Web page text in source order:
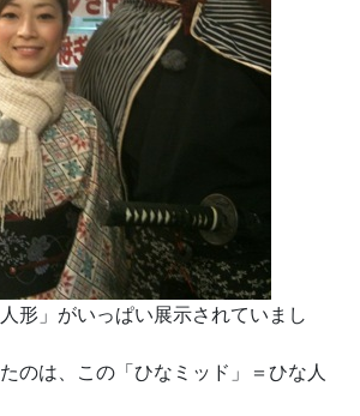
形」がいっぱい展示されていまし
のは、この「ひなミッド」＝ひな人